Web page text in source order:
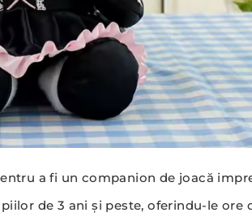
a fi un companion de joacă
de 3 ani și peste, oferindu-le ore